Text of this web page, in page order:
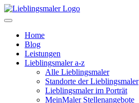
Home
Blog
Leistungen
Lieblingsmaler a-z
Alle Lieblingsmaler
Standorte der Lieblingsmaler
Lieblingsmaler im Porträt
MeinMaler Stellenangebote